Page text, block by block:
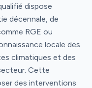
dispose
décennale, de
RGE ou
locale des
climatiques et des
Cette
des interventions